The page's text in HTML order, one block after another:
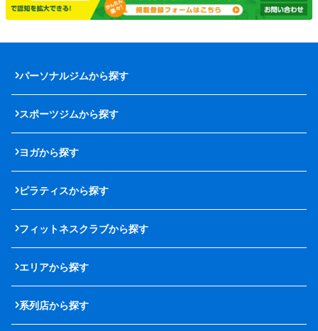
パーソナルジムから探す
スポーツジムから探す
ヨガから探す
ピラティスから探す
フィットネスクラブから探す
エリアから探す
系列店から探す